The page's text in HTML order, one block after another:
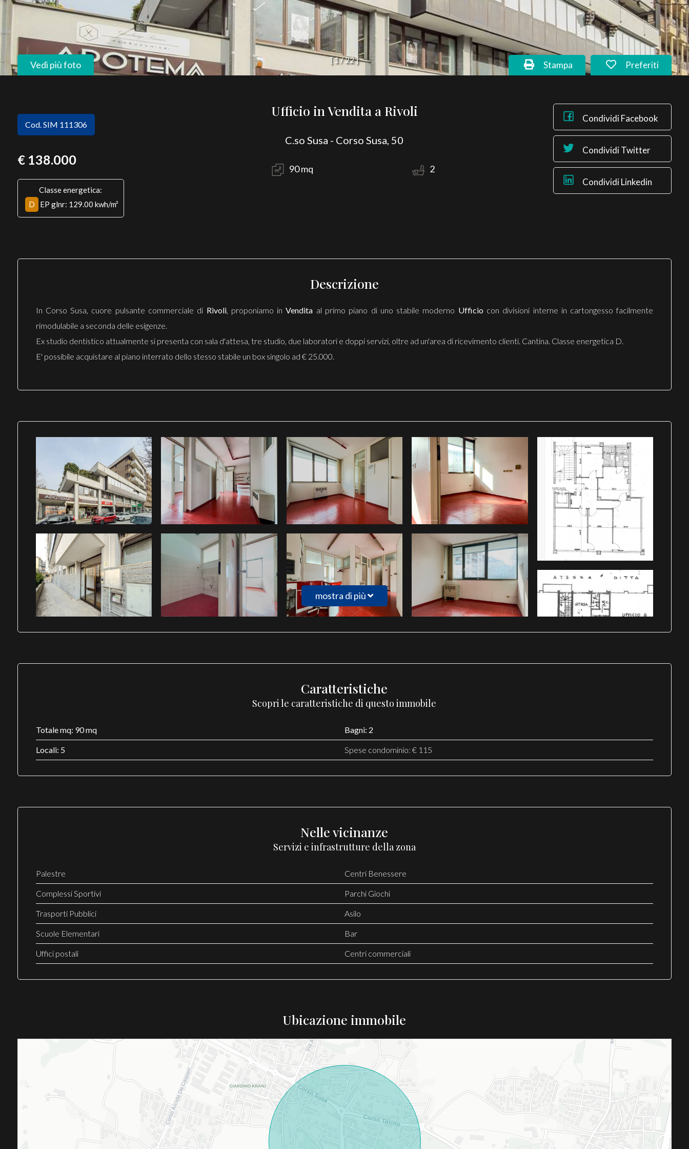
[1/22]
Vedi più foto
Cod. SIM 111306
€ 138.000
Classe energetica:
D
EP glnr: 129.00 kwh/m²
Ufficio in Vendita a Rivoli
C.so Susa - Corso Susa, 50
90 mq 2
Preferiti
Stampa
Condividi Facebook
Condividi Twitter
Condividi Linkedin
Descrizione
In Corso Susa, cuore pulsante commerciale di Rivoli, proponiamo inVendita al primo piano di uno stabile moderno Ufficio con divisioni interne in cartongesso facilmente
rimodulabile a seconda delle esigenze.
Ex studio dentistico attualmente si presenta con sala d'attesa, tre studio, due laboratori e doppi servizi, oltre ad un'area di ricevimento clienti. Cantina. Classe energetica D.
E' possibile acquistare al piano interrato dello stesso stabile un box singolo ad € 25.000.
mostra di più
Caratteristiche
Scopri le caratteristiche di questo immobile
Totale mq: 90 mq Bagni: 2
Locali: 5 Spese condominio: € 115
Nelle vicinanze
Servizi e infrastrutture della zona
Palestre Centri Benessere
Complessi Sportivi Parchi Giochi
Trasporti Pubblici Asilo
Scuole Elementari Bar
Uffici postali Centri commerciali
Ubicazione immobile